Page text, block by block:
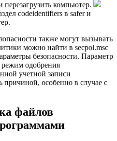
компьютер.
codeidentifiers в safer и
также могут вызывать
можно найти в secpol.msc
безопасности. Параметр
режим одобрения
учетной записи
причиной, особенно в случае с
файлов